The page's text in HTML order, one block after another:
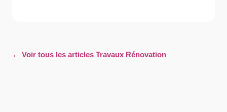
← Voir tous les articles Travaux Rénovation